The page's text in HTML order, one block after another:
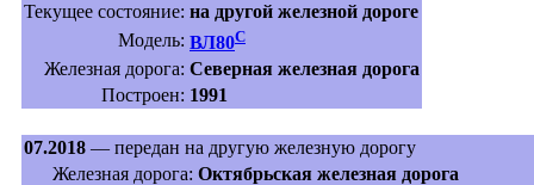
Текущее состояние: на другой железной дороге
Модель: ВЛ80С
Железная дорога: Северная железная дорога
Построен: 1991
07.2018 — передан на другую железную дорогу
Железная дорога: Октябрьская железная дорога